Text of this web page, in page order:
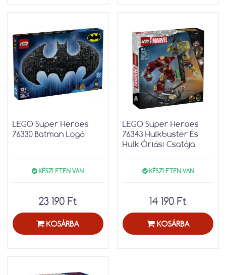
LEGO Super Heroes
76330 Batman Logó
KÉSZLETEN VAN
23 190 Ft
KOSÁRBA
LEGO Super Heroes
76343 Hulkbuster És
Hulk Óriási Csatája
KÉSZLETEN VAN
14 190 Ft
KOSÁRBA